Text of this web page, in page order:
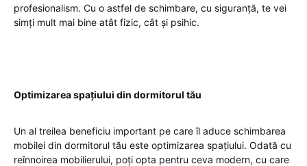
profesionalism. Cu o astfel de schimbare, cu siguranță, te vei
simți mult mai bine atât fizic, cât și psihic.
Optimizarea spațiului din dormitorul tău
Un al treilea beneficiu important pe care îl aduce schimbarea
mobilei din dormitorul tău este optimizarea spațiului. Odată cu
reînnoirea mobilierului, poți opta pentru ceva modern, cu care